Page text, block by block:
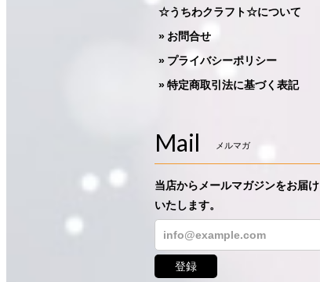
☆うちわクラフト☆について
お問合せ
プライバシーポリシー
特定商取引法に基づく表記
Mail メルマガ
当店からメールマガジンをお届け
いたします。
登録